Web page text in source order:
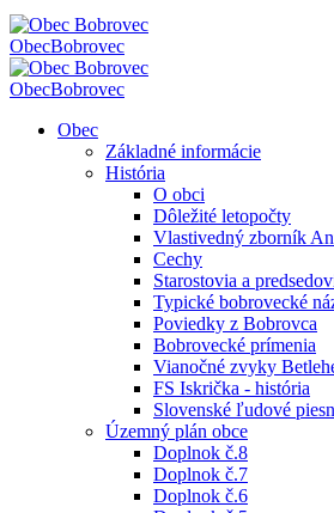
ObecBobrovec
ObecBobrovec
Obec
Základné informácie
História
O obci
Dôležité letopočty
Vlastivedný zborník
Cechy
Starostovia a
Typické bobrovecké
Poviedky z Bobrovca
Bobrovecké prímenia
Vianočné zvyky
FS Iskrička - história
Slovenské ľudové
Územný plán obce
Doplnok č.8
Doplnok č.7
Doplnok č.6